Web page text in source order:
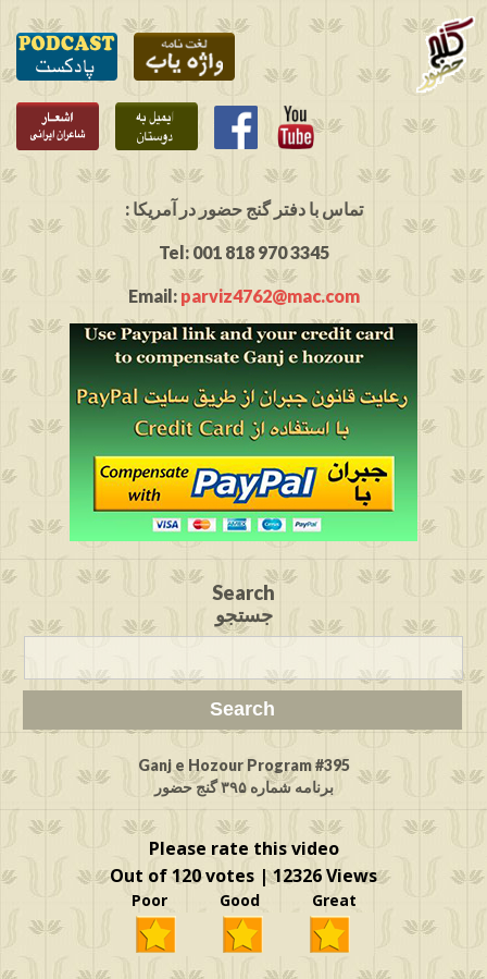
: تماس با دفتر گنج حضور در آمریکا
Tel: 001 818 970 3345
Email: parviz4762@mac.com
Search
جستجو
Ganj e Hozour Program #395
برنامه شماره ۳۹۵ گنج حضور
Please rate this video
Out of 120 votes | 12326 Views
Poor Good Great